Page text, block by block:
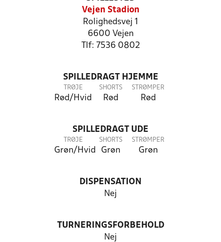
Vejen Stadion
Rolighedsvej 1
6600 Vejen
Tlf: 7536 0802
SPILLEDRAGT HJEMME
TRØJE
Rød/Hvid
SHORTS
Rød
STRØMPER
Rød
SPILLEDRAGT UDE
TRØJE
Grøn/Hvid
SHORTS
Grøn
STRØMPER
Grøn
DISPENSATION
Nej
TURNERINGSFORBEHOLD
Nej